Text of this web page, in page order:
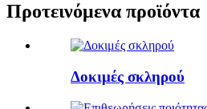
Προτεινόμενα προϊόντα
Δοκιμές σκληρού